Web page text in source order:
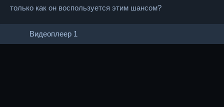
только как он воспользуется этим шансом?
Видеоплеер 1